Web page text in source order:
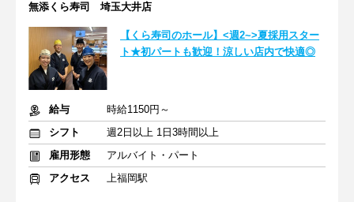
無添くら寿司 埼玉大井店
【くら寿司のホール】<週2~>夏採用スター
ト★初パートも歓迎！涼しい店内で快適◎
給与
時給1150円～
シフト
週2日以上 1日3時間以上
雇用形態
アルバイト・パート
アクセス
上福岡駅